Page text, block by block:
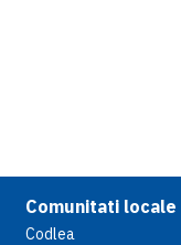
Comunitati locale
Codlea